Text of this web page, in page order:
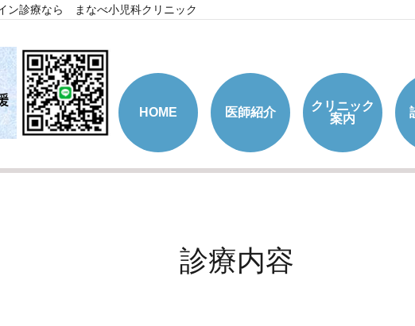
ン診療なら まなべ小児科クリニック
HOME 医師紹介
クリニック
案内
診療内容